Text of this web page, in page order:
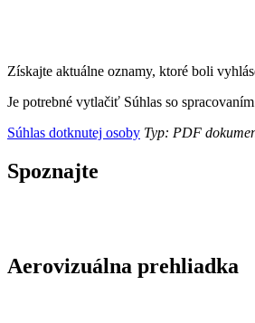
Získajte aktuálne oznamy, ktoré boli
Je potrebné vytlačiť Súhlas so
Súhlas dotknutej osoby Typ: PDF
Spoznajte
Aerovizuálna prehliadka